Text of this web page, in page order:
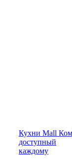
Кухни Mall
доступный
каждому